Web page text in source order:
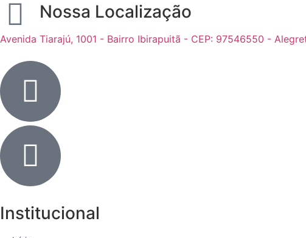
Nossa Localização
Avenida Tiarajú, 1001 - Bairro Ibirapuitã - CEP: 97546550 -
Institucional